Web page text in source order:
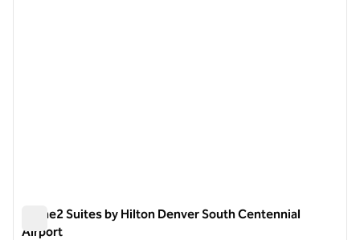
Home2 Suites by Hilton Denver South Centennial
Airport